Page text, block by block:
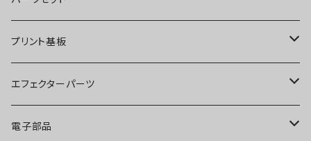
ディストーション
ファズ
プリアンプ
オーバードライブ
ディストーション
ファズ
ブースター
オーバードライブ
ディストーション
プリント基板
オーバードライブ
ディストーション
エフェクターパーツ
スイッチ
電子部品